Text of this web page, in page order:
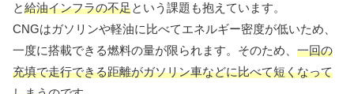
と給油インフラの不足という課題も抱えています。
CNGはガソリンや軽油に比べてエネルギー密度が低いため、
一度に搭載できる燃料の量が限られます。そのため、 一回の
充填で走行できる距離がガソリン車などに比べて短くなって